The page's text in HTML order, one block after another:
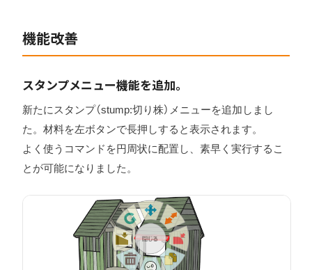
機能改善
スタンプメニュー機能を追加。
新たにスタンプ（stump:切り株）メニューを追加しまし
た。材料を左ボタンで長押しすると表示されます。
よく使うコマンドを円周状に配置し、素早く実行するこ
とが可能になりました。